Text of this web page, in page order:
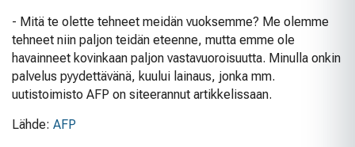
- Mitä te olette tehneet meidän vuoksemme? Me olemme
tehneet niin paljon teidän eteenne, mutta emme ole
havainneet kovinkaan paljon vastavuoroisuutta. Minulla onkin
palvelus pyydettävänä, kuului lainaus, jonka mm.
uutistoimisto AFP on siteerannut artikkelissaan.
Lähde: AFP